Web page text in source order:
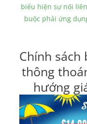
biểu hiện sự nối
buộc phải ứng
Chính
thông
hướng